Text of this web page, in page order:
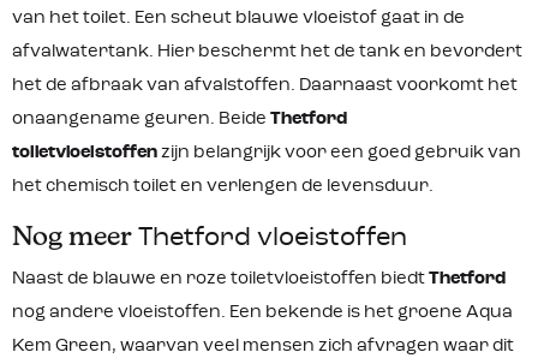
van het toilet. Een scheut blauwe vloeistof gaat in de
afvalwatertank. Hier beschermt het de tank en bevordert
het de afbraak van afvalstoffen. Daarnaast voorkomt het
onaangename geuren. Beide Thetford
toiletvloeistoffen zijn belangrijk voor een goed gebruik van
het chemisch toilet en verlengen de levensduur.
Nog meer Thetford vloeistoffen
Naast de blauwe en roze toiletvloeistoffen biedt Thetford
nog andere vloeistoffen. Een bekende is het groene Aqua
Kem Green, waarvan veel mensen zich afvragen waar dit